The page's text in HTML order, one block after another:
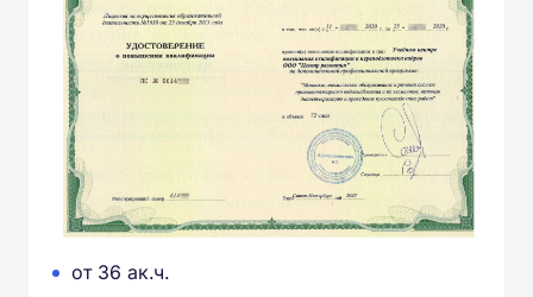
от 36 ак.ч.